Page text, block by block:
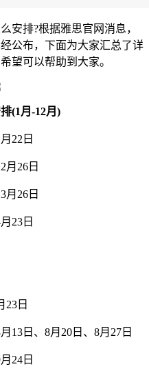
排?根据雅思官网消息，
公布，下面为大家汇总了详
望可以帮助到大家。
(1月-12月)
22日
26日
26日
23日
日
日、8月20日、8月27日
24日